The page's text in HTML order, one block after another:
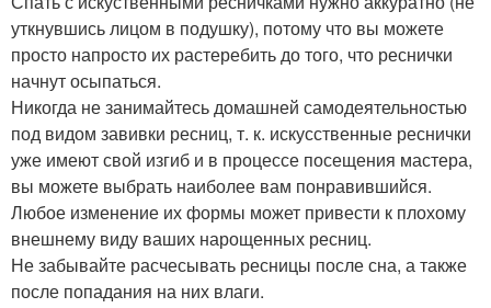
уткнувшись лицом в подушку), потому что вы можете
просто напросто их растеребить до того, что реснички
начнут осыпаться.
Никогда не занимайтесь домашней самодеятельностью
под видом завивки ресниц, т. к. искусственные реснички
уже имеют свой изгиб и в процессе посещения мастера,
вы можете выбрать наиболее вам понравившийся.
Любое изменение их формы может привести к плохому
внешнему виду ваших нарощенных ресниц.
Не забывайте расчесывать ресницы после сна, а также
после попадания на них влаги.